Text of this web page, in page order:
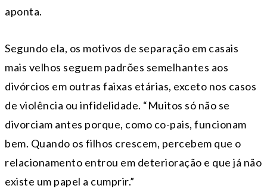
aponta.
Segundo ela, os motivos de separação em casais
mais velhos seguem padrões semelhantes aos
divórcios em outras faixas etárias, exceto nos casos
de violência ou infidelidade. “Muitos só não se
divorciam antes porque, como co-pais, funcionam
bem. Quando os filhos crescem, percebem que o
relacionamento entrou em deterioração e que já não
existe um papel a cumprir.”